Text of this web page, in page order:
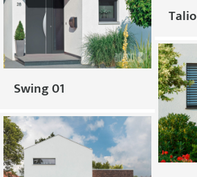
Swing 01
Talio